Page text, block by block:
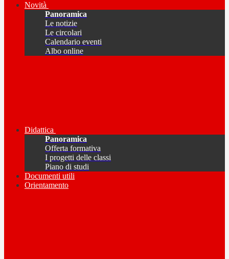
Novità
Panoramica
Le notizie
Le circolari
Calendario eventi
Albo online
Didattica
Panoramica
Offerta formativa
I progetti delle classi
Piano di studi
Documenti utili
Orientamento